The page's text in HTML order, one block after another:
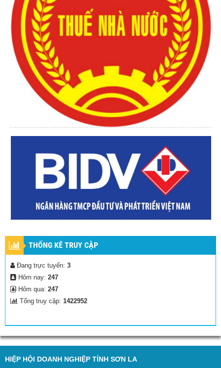
THỐNG KÊ TRUY CẬP
Đang trực tuyến: 3
Hôm nay: 247
Hôm qua: 247
Tổng truy cập: 1422952
HIỆP HỘI DOANH NGHIỆP TỈNH SƠN LA